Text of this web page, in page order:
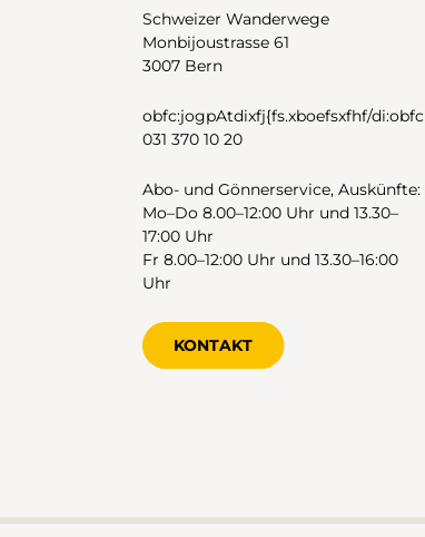
Schweizer Wanderwege
Monbijoustrasse 61
3007 Bern
obfc:jogpAtdixfj{fs.xboefsxfhf/di:obfc
031 370 10 20
Abo- und Gönnerservice, Auskünfte:
Mo–Do 8.00–12:00 Uhr und 13.30–
17:00 Uhr
Fr 8.00–12:00 Uhr und 13.30–16:00
Uhr
KONTAKT